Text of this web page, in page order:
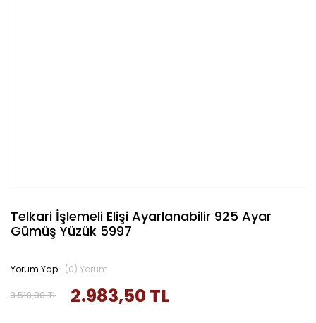
Telkari İşlemeli Elişi Ayarlanabilir 925 Ayar
Gümüş Yüzük 5997
3.510,00 TL 2.983,50 TL
Yorum Yap (0) Yorum